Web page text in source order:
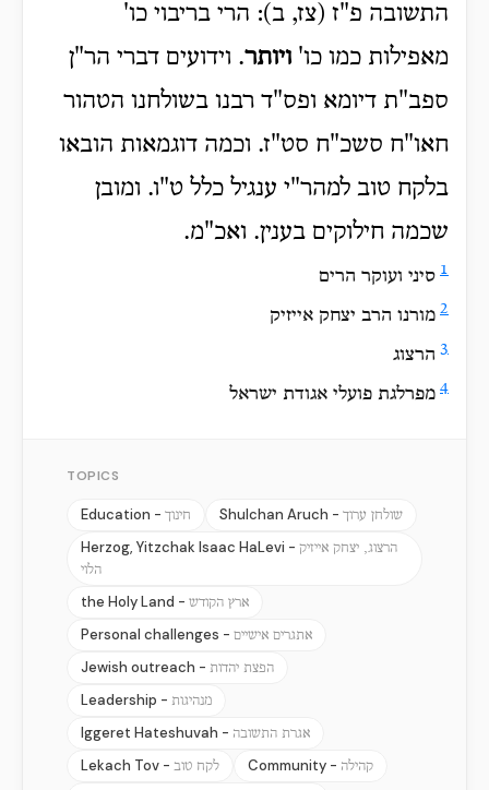
התשובה פ"ז (צז, ב): הרי בריבוי כו'
מאפילות כמו כו' ויותר. וידועים דברי הר"ן
ספב"ת דיומא ופס"ד רבנו בשולחנו הטהור
חאו"ח סשכ"ח סט"ז. וכמה דוגמאות הובאו
בלקח טוב למהר"י ענגיל כלל ט"ו. ומובן
שכמה חילוקים בענין. ואכ"מ.
1 סיני ועוקר הרים
2 מורנו הרב יצחק אייזיק
3 הרצוג
4 מפרלגת פועלי אגודת ישראל
TOPICS
Education - חינוך Shulchan Aruch - שולחן ערוך
Herzog, Yitzchak Isaac HaLevi - הרצוג, יצחק אייזיק
הלוי
the Holy Land - ארץ הקודש
Personal challenges - אתגרים אישיים
Jewish outreach - הפצת יהדות
Leadership - מנהיגות
Iggeret Hateshuvah - אגרת התשובה
Lekach Tov - לקח טוב Community - קהילה